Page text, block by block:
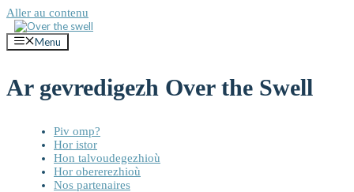
Aller au contenu
Menu
Ar gevredigezh Over the Swell
Piv omp?
Hor istor
Hon talvoudegezhioù
Hor obererezhioù
Nos partenaires